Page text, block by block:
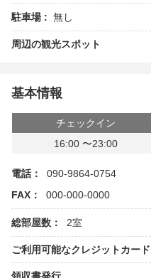
駐車場 : 無し
周辺の観光スポット
基本情報
チェックイン
16:00 〜23:00
電話：
090-9864-0754
FAX：
000-000-0000
総部屋数： 2室
ご利用可能なクレジットカード